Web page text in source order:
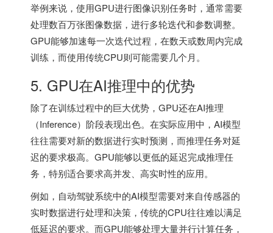
举例来说，使用GPU进行图像识别任务时，通常需要
处理数百万张图像数据，进行多轮迭代和参数调整。
GPU能够加速每一次迭代过程，在数天或数周内完成
训练，而使用传统CPU则可能需要几个月。
5. GPU在AI推理中的优势
除了在训练过程中的巨大优势，GPU还在AI推理
（Inference）阶段表现出色。在实际应用中，AI模型
往往需要对新的数据进行实时预测，而推理任务对延
迟的要求极高。GPU能够以更低的延迟完成推理任
务，特别适合要求高并发、高实时性的应用。
例如，自动驾驶系统中的AI模型需要对来自传感器的
实时数据进行处理和决策，传统的CPU往往难以满足
低延迟的要求。而GPU能够处理大量并行计算任务，